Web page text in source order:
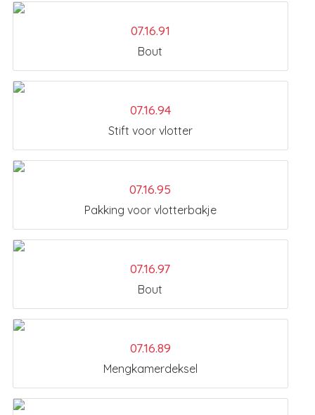
07.16.91
Bout
07.16.94
Stift voor vlotter
07.16.95
Pakking voor vlotterbakje
07.16.97
Bout
07.16.89
Mengkamerdeksel